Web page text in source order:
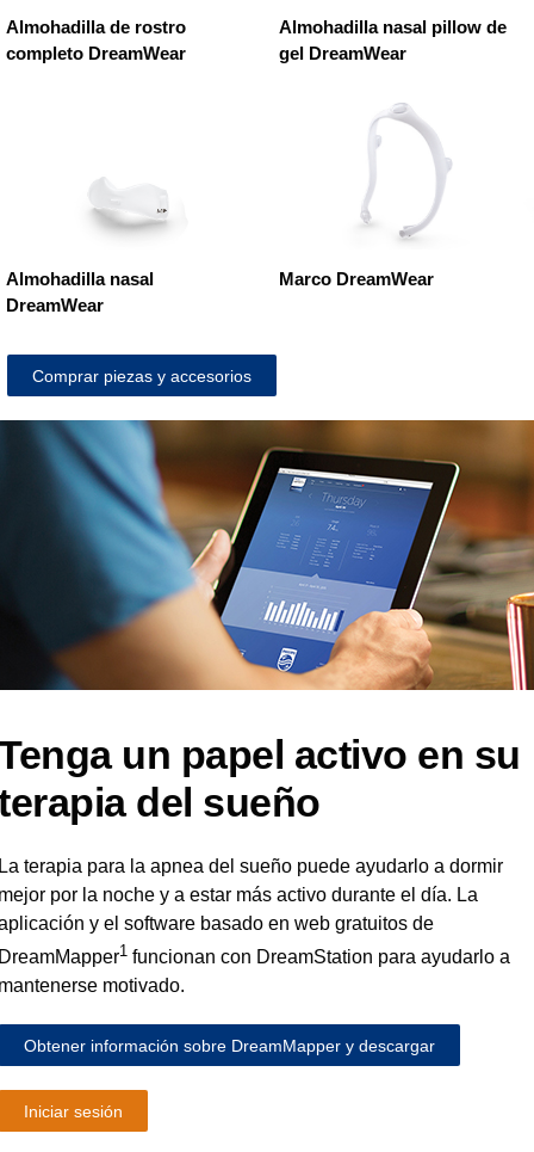
Almohadilla de rostro
completo DreamWear
Almohadilla nasal pillow de
gel DreamWear
Almohadilla nasal
DreamWear
Marco DreamWear
Comprar piezas y accesorios
un papel activo en su
del sueño
terapia para la apnea del sueño puede ayudarlo a dormir
por la noche y a estar más activo durante el día. La
y el software basado en web gratuitos de
1 funcionan con DreamStation para ayudarlo a
motivado.
Obtener información sobre DreamMapper y descargar
Iniciar sesión